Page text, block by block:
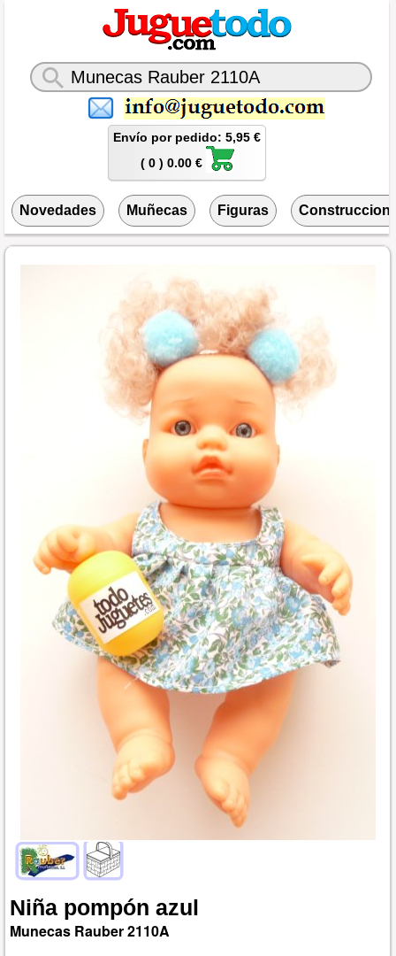
Envío por pedido: 5,95 €
( 0 ) 0.00 €
Novedades Muñecas Figuras
Niña pompón azul
Munecas Rauber2110A